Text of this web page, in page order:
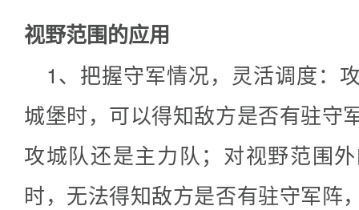
视野范围的应用
1、把握守军情况，灵活调度：
城堡时，可以得知敌方是否有驻守
攻城队还是主力队；对视野范围
时，无法得知敌方是否有驻守军阵